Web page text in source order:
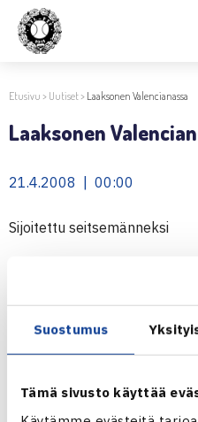
Suostumus
Tämä sivusto käyttää
Etusivu > Uutiset> Laaksonen Valencianassa
Laaksonen
21.4.2008 | 00:00
Sijoitettu seitsemänneksi
Henri Laaksonen kilpailee
pistekilpailussa. Hänet on
Jaa: